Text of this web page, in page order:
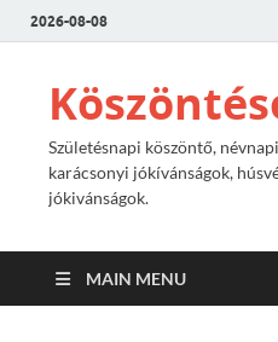
2026-08-08
Születésnapi köszöntő,
karácsonyi jókívánságok,
jókivánságok.
MAIN MENU